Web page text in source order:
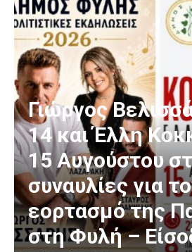
Γιώργος
14 και Έλλη
15 Αυγούστου
συναυλίες για
εορτασμό της
στη Φυλή –